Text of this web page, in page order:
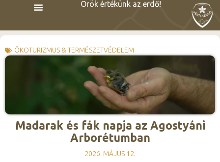
Örök értékünk az erdő!
ÖKOTURIZMUS & TERMÉSZETVÉDELEM
Madarak és fák napja az Agostyáni
Arborétumban
2026. MÁJUS 12.